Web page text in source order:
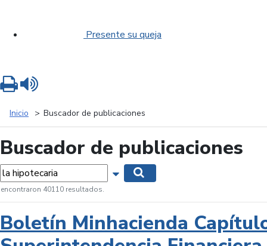
Presente su queja
Inicio Buscador de publicaciones
Buscador de publicaciones
Mostrar opciones de búsqueda
encontraron 40110 resultados.
Boletín Minhacienda
Imprimir